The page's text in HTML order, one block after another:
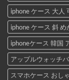
iphone ケース 大人
iphone ケース 斜 め
iphoneケース 韓国
アップルウォッチ
スマホケース おし